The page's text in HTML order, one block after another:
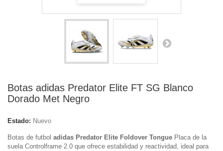
Botas adidas Predator Elite FT SG Blanco
Dorado Met Negro
Estado: Nuevo
Botas de futbol adidas Predator Elite Foldover Tongue Placa de la
suela Controlframe 2.0 que ofrece estabilidad y reactividad, ideal para